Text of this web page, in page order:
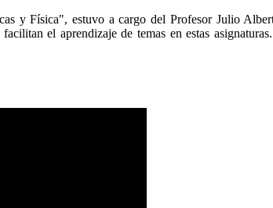
y Física", estuvo a cargo del Profesor Julio
el aprendizaje de temas en estas